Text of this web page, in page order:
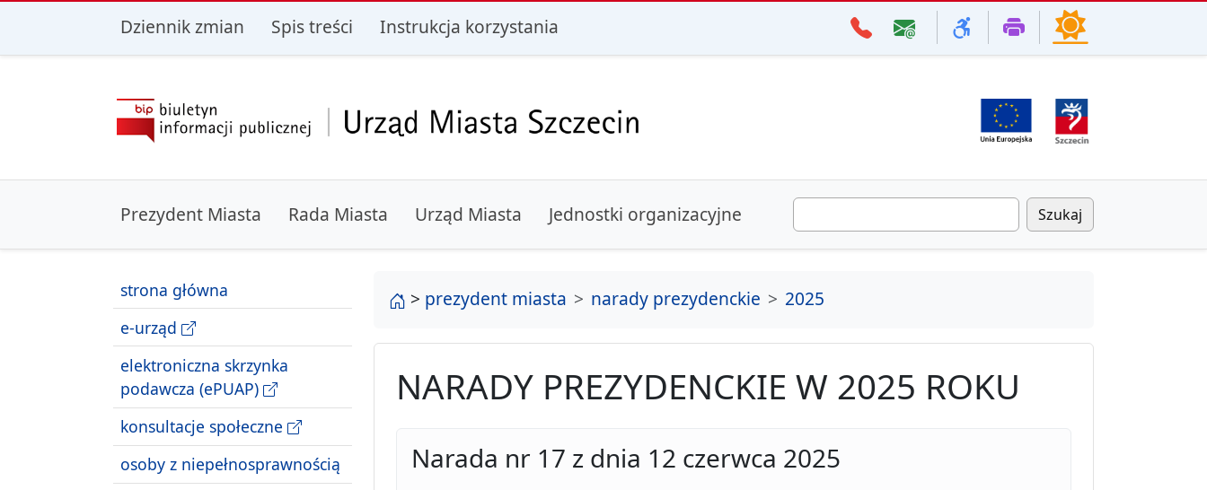
przejdź do głównego menu przejdź do treści
Dziennik zmian Spis treści Instrukcja korzystania
Prezydent Miasta Rada Miasta Urząd Miasta Jednostki organizacyjne Szukaj
strona główna
e-urząd
elektroniczna skrzynka
podawcza (ePUAP)
konsultacje społeczne
osoby z niepełnosprawnością
strona główna
> prezydent miasta narady prezydenckie 2025
NARADY PREZYDENCKIE W 2025 ROKU
Narada nr 17 z dnia 12 czerwca 2025